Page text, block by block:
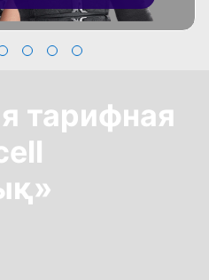
тарифная